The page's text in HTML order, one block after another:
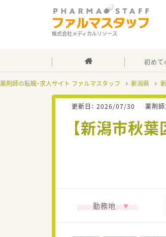
株式会社メディカルリソース
初めて
薬剤師の転職・求人サイト ファルマスタッフ 新潟県
更新日： 2026/07/30 薬剤師
【新潟市秋
勤務地